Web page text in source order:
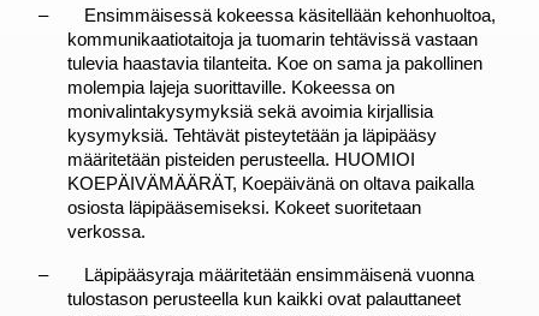
–
Ensimmäisessä kokeessa käsitellään kehonhuoltoa,
kommunikaatiotaitoja ja tuomarin tehtävissä vastaan
tulevia haastavia tilanteita. Koe on sama ja pakollinen
molempia lajeja suorittaville. Kokeessa on
monivalintakysymyksiä sekä avoimia kirjallisia
kysymyksiä. Tehtävät pisteytetään ja läpipääsy
määritetään pisteiden perusteella. HUOMIOI
KOEPÄIVÄMÄÄRÄT, Koepäivänä on oltava paikalla
osiosta läpipääsemiseksi. Kokeet suoritetaan
verkossa.
–
Läpipääsyraja määritetään ensimmäisenä vuonna
tulostason perusteella kun kaikki ovat palauttaneet